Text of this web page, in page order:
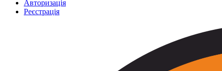
Авторизація
Реєстрація